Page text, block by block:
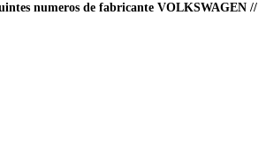
numeros de fabricante VOLKSWAGEN //